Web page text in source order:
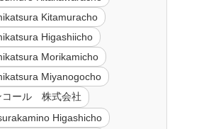
Kitamuracho
Higashiicho
Morikamicho
Miyanogocho
コール 株式会社
Higashicho